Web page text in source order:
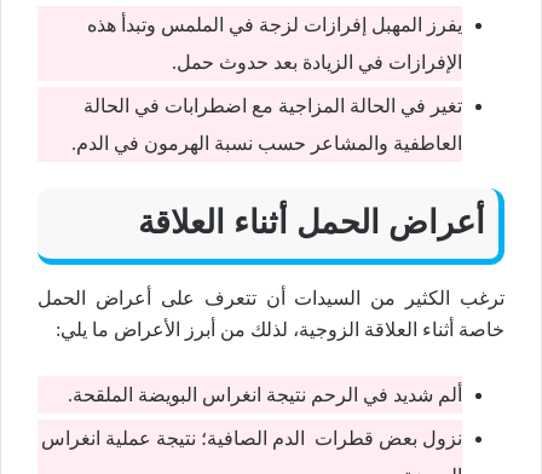
يفرز المهبل إفرازات لزجة في الملمس وتبدأ هذه
الإفرازات في الزيادة بعد حدوث حمل.
تغير في الحالة المزاجية مع اضطرابات في الحالة
العاطفية والمشاعر حسب نسبة الهرمون في الدم.
أعراض الحمل أثناء العلاقة
ترغب الكثير من السيدات أن تتعرف على أعراض الحمل
خاصة أثناء العلاقة الزوجية، لذلك من أبرز الأعراض ما يلي:
ألم شديد في الرحم نتيجة انغراس البويضة الملقحة.
نزول بعض قطرات الدم الصافية؛ نتيجة عملية انغراس